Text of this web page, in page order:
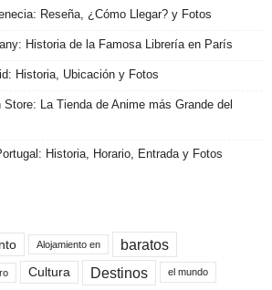
Reseña, ¿Cómo Llegar? y Fotos
Historia de la Famosa Librería en París
Historia, Ubicación y Fotos
La Tienda de Anime más Grande del
Historia, Horario, Entrada y Fotos
Alojamiento en baratos
Cultura Destinos el mundo